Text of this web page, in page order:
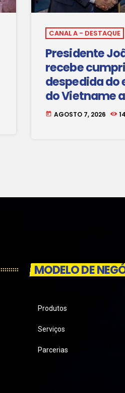
CANAL A - DESTAQUE
Presidente
recebe
despedida do
do Vietname
Angola
today AGOSTO 7, 2026 14
MODELO DE
Produtos
Serviços
Parcerias